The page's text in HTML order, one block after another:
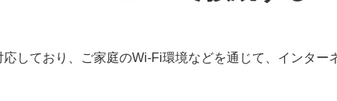
しており、ご家庭のWi-Fi環境などを通じて、インター